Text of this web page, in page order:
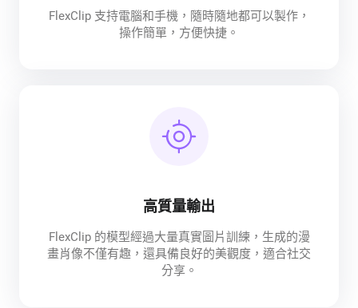
FlexClip 支持電腦和手機，隨時隨地都可以製作，
操作簡單，方便快捷。
高質量輸出
FlexClip 的模型經過大量真實圖片訓練，生成的漫
畫肖像不僅有趣，還具備良好的美觀度，適合社交
分享。